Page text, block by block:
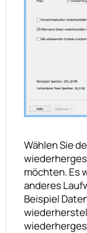
Wählen Sie
möchten. Es
anderes
Beispiel